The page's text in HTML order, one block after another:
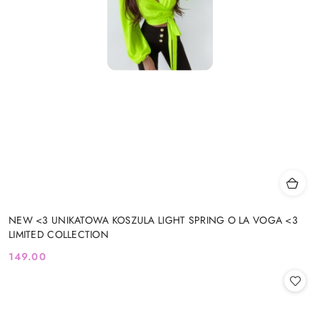
NEW <3 UNIKATOWA KOSZULA LIGHT SPRING O LA VOGA <3
LIMITED COLLECTION
Cena:
149.00